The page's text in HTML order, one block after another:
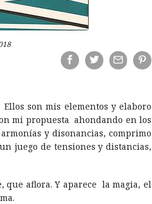
son mis elementos y elaboro
mi propuesta ahondando en los
y disonancias, comprimo
juego de tensiones y distancias,
que aflora. Y aparece la magia, el